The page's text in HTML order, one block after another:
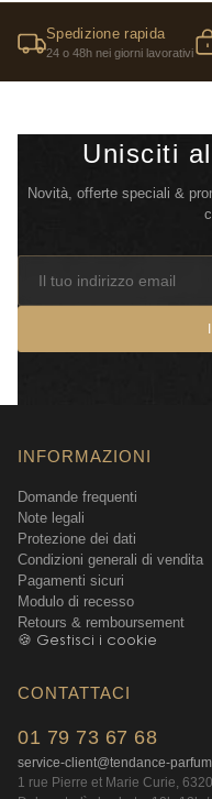
Spedizione rapida
24 o 48h nei giorni lavorativi
Unisciti
Novità, offerte speciali &
INFORMAZIONI
Domande frequenti
Note legali
Protezione dei dati
Condizioni generali di vendita
Pagamenti sicuri
Modulo di recesso
Retours & remboursement
🍪 Gestisci i cookie
CONTATTACI
01 79 73 67 68
service-client@tendance-
1 rue Pierre et Marie Curie,